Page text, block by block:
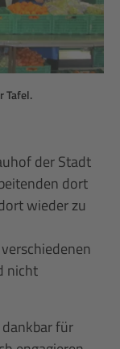
Tafel.
der Stadt
dort
wieder zu
nicht
für